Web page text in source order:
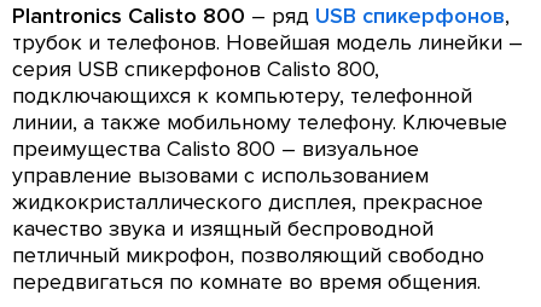
Plantronics Calisto 800 – ряд USB спикерфонов,
трубок и телефонов. Новейшая модель линейки –
серия USB спикерфонов Calisto 800,
подключающихся к компьютеру, телефонной
линии, а также мобильному телефону. Ключевые
преимущества Calisto 800 – визуальное
управление вызовами с использованием
жидкокристаллического дисплея, прекрасное
качество звука и изящный беспроводной
петличный микрофон, позволяющий свободно
передвигаться по комнате во время общения.